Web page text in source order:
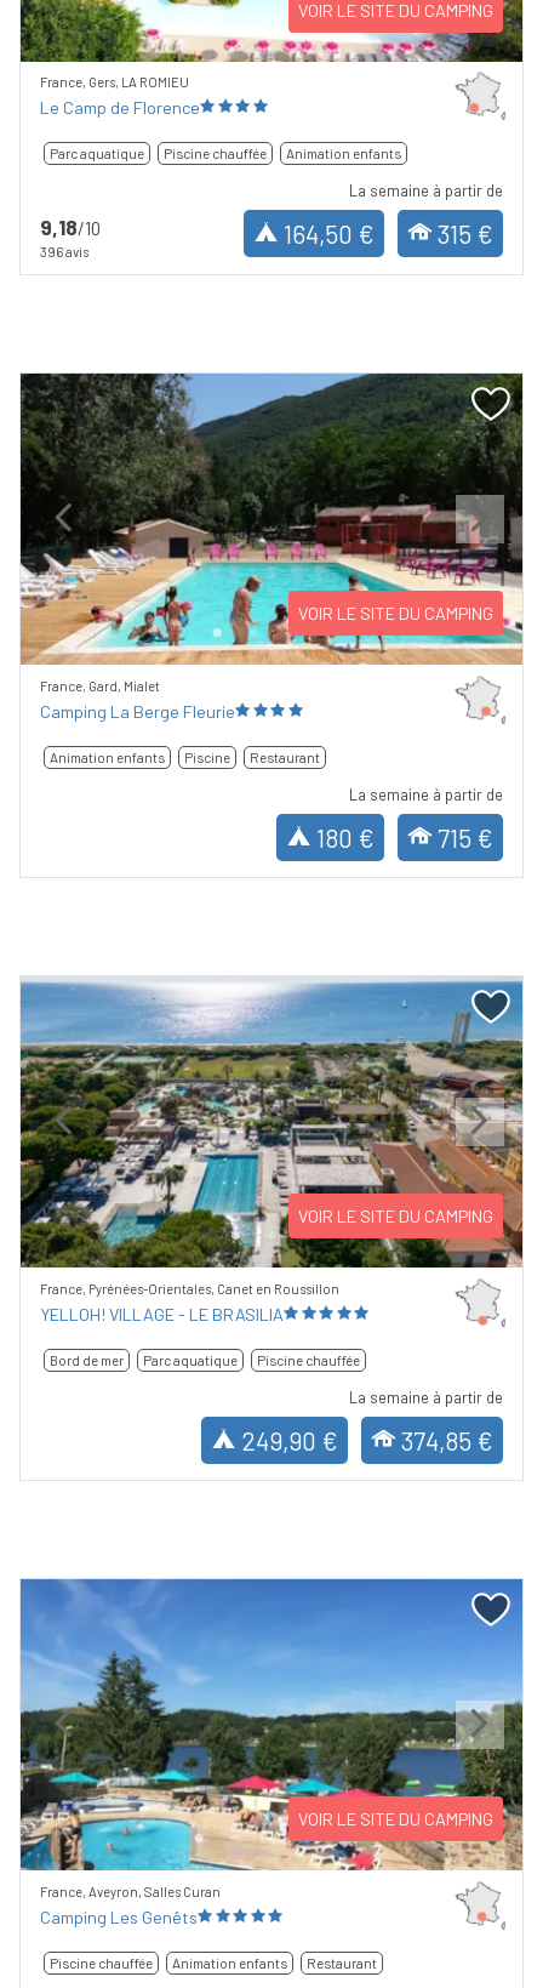
VOIR LE SITE DU CAMPING
France, Gers, LA ROMIEU
Le Camp de Florence
Parc aquatique Piscine chauffée Animation enfants
9,18/10
396 avis
La semaine à partir de
164,50 € 315 €
Previous Next
VOIR LE SITE DU CAMPING
France, Gard, Mialet
Camping La Berge Fleurie
Animation enfants Piscine Restaurant
La semaine à partir de
180 € 715 €
Previous Next
VOIR LE SITE DU CAMPING
France, Pyrénées-Orientales, Canet en Roussillon
YELLOH! VILLAGE - LE BRASILIA
Bord de mer Parc aquatique Piscine chauffée
La semaine à partir de
249,90 € 374,85 €
Previous Next
VOIR LE SITE DU CAMPING
France, Aveyron, Salles Curan
Camping Les Genêts
Piscine chauffée Animation enfants Restaurant